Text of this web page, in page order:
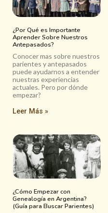
¿Por Qué es Importante
Aprender Sobre Nuestros
Antepasados?
Conocer mas sobre nuestros
parientes y antepasados
puede ayudarnos a entender
nuestras experiencias
actuales. Pero por dónde
empezar?
Leer Más »
¿Cómo Empezar con
Genealogía en Argentina?
(Guía para Buscar Parientes)